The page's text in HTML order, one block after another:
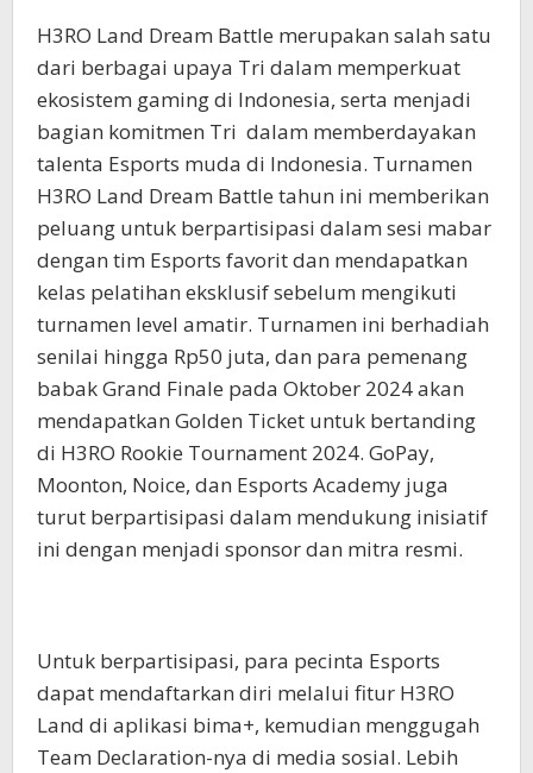
H3RO Land Dream Battle merupakan salah satu
dari berbagai upaya Tri dalam memperkuat
ekosistem gaming di Indonesia, serta menjadi
bagian komitmen Tri dalam memberdayakan
talenta Esports muda di Indonesia. Turnamen
H3RO Land Dream Battle tahun ini memberikan
peluang untuk berpartisipasi dalam sesi mabar
dengan tim Esports favorit dan mendapatkan
kelas pelatihan eksklusif sebelum mengikuti
turnamen level amatir. Turnamen ini berhadiah
senilai hingga Rp50 juta, dan para pemenang
babak Grand Finale pada Oktober 2024 akan
mendapatkan Golden Ticket untuk bertanding
di H3RO Rookie Tournament 2024. GoPay,
Moonton, Noice, dan Esports Academy juga
turut berpartisipasi dalam mendukung inisiatif
ini dengan menjadi sponsor dan mitra resmi.
Untuk berpartisipasi, para pecinta Esports
dapat mendaftarkan diri melalui fitur H3RO
Land di aplikasi bima+, kemudian menggugah
Team Declaration-nya di media sosial. Lebih